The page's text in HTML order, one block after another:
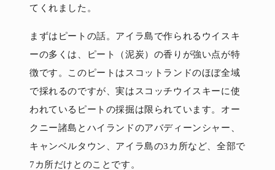
てくれました。
まずはピートの話。アイラ島で作られるウイスキ
ーの多くは、ピート（泥炭）の香りが強い点が特
徴です。このピートはスコットランドのほぼ全域
で採れるのですが、実はスコッチウイスキーに使
われているピートの採掘は限られています。オー
クニー諸島とハイランドのアバディーンシャー、
キャンベルタウン、アイラ島の3カ所など、全部で
7カ所だけとのことです。